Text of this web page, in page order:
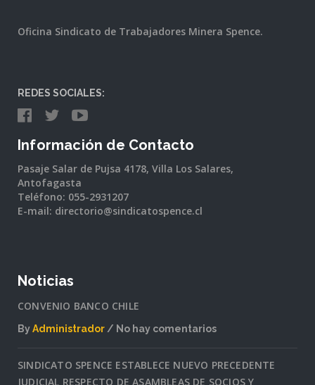
Oficina Sindicato de Trabajadores Minera Spence.
REDES SOCIALES:
Información de Contacto
Pasaje Salar de Pujsa 4178, Villa Los Salares,
Antofagasta
Teléfono: 055-2931207
E-mail: directorio@sindicatospence.cl
Noticias
CONVENIO BANCO CHILE
ByAdministrador
No hay comentarios
BANCO
SINDICATO SPENCE ESTABLECE NUEVO PRECEDENTE
JUDICIAL RESPECTO DE ASAMBLEAS DE SOCIOS Y